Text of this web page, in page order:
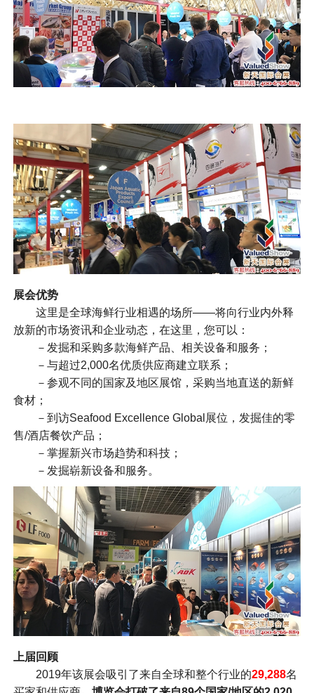
展会优势
这里是全球海鲜行业相遇的场所——将向行业内外释
放新的市场资讯和企业动态，在这里，您可以：
－发掘和采购多款海鲜产品、相关设备和服务；
－与超过2,000名优质供应商建立联系；
－参观不同的国家及地区展馆，采购当地直送的新鲜
食材；
－到访Seafood Excellence Global展位，发掘佳的零
售/酒店餐饮产品；
－掌握新兴市场趋势和科技；
－发掘崭新设备和服务。
上届回顾
2019年该展会吸引了来自全球和整个行业的29,288名